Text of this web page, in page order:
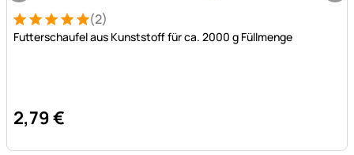
Bewertung: 5 von 5 (2 Bewertungen)
2 Bewertungen
(2)
Futterschaufel aus Kunststoff für ca. 2000 g Füllmenge
2,79€